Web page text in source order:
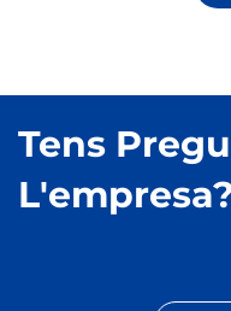
Tens
L'empresa?